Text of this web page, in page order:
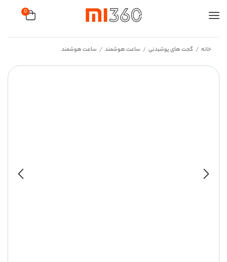
0
خانه / گجت های پوشیدنی / ساعت هوشمند / ساعت هوشمند